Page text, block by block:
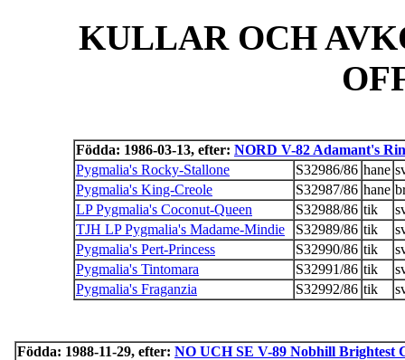
KULLAR OCH
Födda: 1986-03-13, efter: NORD V-82 Adamant's
Pygmalia's Rocky-Stallone
S32986/86 hane
Pygmalia's King-Creole
S32987/86 hane
LP Pygmalia's Coconut-Queen
S32988/86 tik
TJH LP Pygmalia's Madame-Mindie
S32989/86 tik
Pygmalia's Pert-Princess
S32990/86 tik
Pygmalia's Tintomara
S32991/86 tik
Pygmalia's Fraganzia
S32992/86 tik
Födda: 1988-11-29, efter: NO UCH SE V-89 Nobhill Brightest